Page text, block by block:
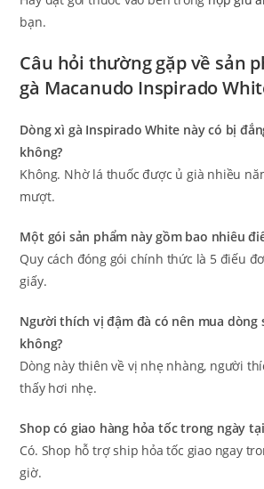
bạn.
Câu hỏi thường gặp về sản
gà Macanudo Inspirado
Dòng xì gà Inspirado White này có bị
không?
Không. Nhờ lá thuốc được ủ già nhiều
mượt.
Một gói sản phẩm này gồm bao nhiêu
Quy cách đóng gói chính thức là 5 điếu
giấy.
Người thích vị đậm đà có nên mua dòng
không?
Dòng này thiên về vị nhẹ nhàng, người
thấy hơi nhẹ.
Shop có giao hàng hỏa tốc trong ngày
Có. Shop hỗ trợ ship hỏa tốc giao ngay
giờ.